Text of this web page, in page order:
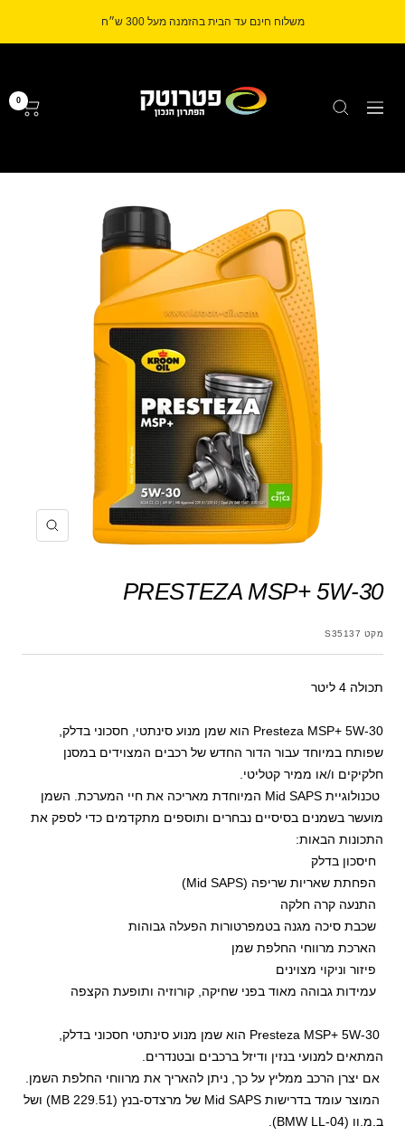
משלוח חינם עד הבית בהזמנה מעל 300 ש״ח
ניווט
0
הקרב
PRESTEZA MSP+ 5W-30
מקט S35137
תכולה 4 ליטר
Presteza MSP+ 5W-30 הוא שמן מנוע סינתטי, חסכוני בדלק,
שפותח במיוחד עבור הדור החדש של רכבים המצוידים במסנן
חלקיקים ו/או ממיר קטליטי.
טכנולוגיית Mid SAPS המיוחדת מאריכה את חיי המערכת. השמן
מועשר בשמנים בסיסיים נבחרים ותוספים מתקדמים כדי לספק את
התכונות הבאות:
חיסכון בדלק
הפחתת שאריות שריפה (Mid SAPS)
התנעה קרה חלקה
שכבת סיכה מגנה בטמפרטורות הפעלה גבוהות
הארכת מרווחי החלפת שמן
פיזור וניקוי מצוינים
עמידות גבוהה מאוד בפני שחיקה, קורוזיה ותופעת הקצפה
Presteza MSP+ 5W-30 הוא שמן מנוע סינתטי חסכוני בדלק,
המתאים למנועי בנזין ודיזל ברכבים ובטנדרים.
אם יצרן הרכב ממליץ על כך, ניתן להאריך את מרווחי החלפת השמן.
המוצר עומד בדרישות Mid SAPS של מרצדס-בנץ (MB 229.51) ושל
ב.מ.וו (BMW LL-04).